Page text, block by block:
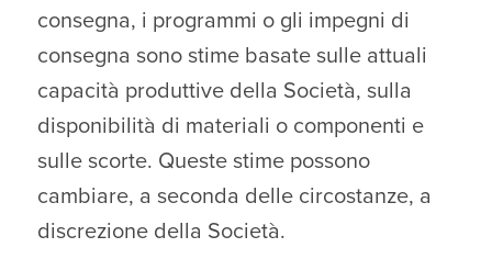
consegna, i programmi o gli impegni di
consegna sono stime basate sulle attuali
capacità produttive della Società, sulla
disponibilità di materiali o componenti e
sulle scorte. Queste stime possono
cambiare, a seconda delle circostanze, a
discrezione della Società.